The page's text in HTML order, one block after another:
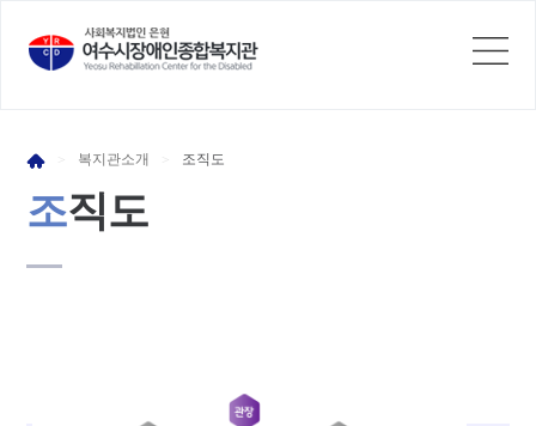
> 복지관소개 > 조직도
조직도